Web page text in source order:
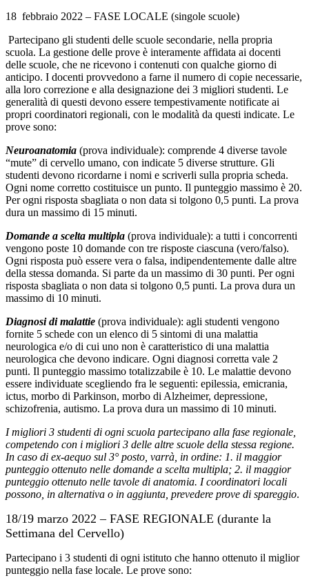
18 febbraio 2022 – FASE LOCALE (singole scuole)
Partecipano gli studenti delle scuole secondarie, nella propria
scuola. La gestione delle prove è interamente affidata ai docenti
delle scuole, che ne ricevono i contenuti con qualche giorno di
anticipo. I docenti provvedono a farne il numero di copie necessarie,
alla loro correzione e alla designazione dei 3 migliori studenti. Le
generalità di questi devono essere tempestivamente notificate ai
propri coordinatori regionali, con le modalità da questi indicate. Le
prove sono:
Neuroanatomia (prova individuale): comprende 4 diverse tavole
“mute” di cervello umano, con indicate 5 diverse strutture. Gli
studenti devono ricordarne i nomi e scriverli sulla propria scheda.
Ogni nome corretto costituisce un punto. Il punteggio massimo è 20.
Per ogni risposta sbagliata o non data si tolgono 0,5 punti. La prova
dura un massimo di 15 minuti.
Domande a scelta multipla (prova individuale): a tutti i concorrenti
vengono poste 10 domande con tre risposte ciascuna (vero/falso).
Ogni risposta può essere vera o falsa, indipendentemente dalle altre
della stessa domanda. Si parte da un massimo di 30 punti. Per ogni
risposta sbagliata o non data si tolgono 0,5 punti. La prova dura un
massimo di 10 minuti.
Diagnosi di malattie (prova individuale): agli studenti vengono
fornite 5 schede con un elenco di 5 sintomi di una malattia
neurologica e/o di cui uno non è caratteristico di una malattia
neurologica che devono indicare. Ogni diagnosi corretta vale 2
punti. Il punteggio massimo totalizzabile è 10. Le malattie devono
essere individuate scegliendo fra le seguenti: epilessia, emicrania,
ictus, morbo di Parkinson, morbo di Alzheimer, depressione,
schizofrenia, autismo. La prova dura un massimo di 10 minuti.
I migliori 3 studenti di ogni scuola partecipano alla fase regionale,
competendo con i migliori 3 delle altre scuole della stessa regione.
In caso di ex-aequo sul 3° posto, varrà, in ordine: 1. il maggior
punteggio ottenuto nelle domande a scelta multipla; 2. il maggior
punteggio ottenuto nelle tavole di anatomia. I coordinatori locali
possono, in alternativa o in aggiunta, prevedere prove di spareggio.
18/19 marzo 2022 – FASE REGIONALE (durante la
Settimana del Cervello)
Partecipano i 3 studenti di ogni istituto che hanno ottenuto il miglior
punteggio nella fase locale. Le prove sono: